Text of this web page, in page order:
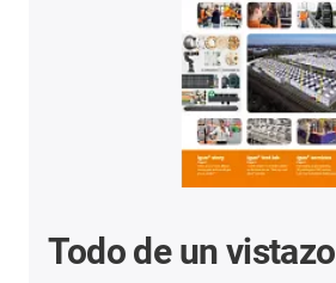
Todo de un vistazo